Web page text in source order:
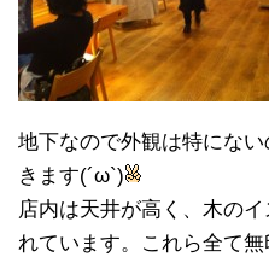
地下なので外観は特にな
きます(´ω`)
店内は天井が高く、木の
れています。これら全て